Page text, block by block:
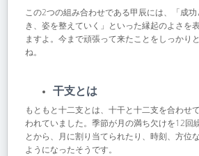
この2つの組み合わせである甲辰には、「成
き、姿を整えていく」といった縁起のよさを
ますよ。今まで頑張って来たことをしっかり
ね。
干支とは
もともと十二支とは、十干と十二支を合わせ
われていました。季節が月の満ち欠けを12回
とから、月に割り当てられたり、時刻、方位
ようになったそうです。